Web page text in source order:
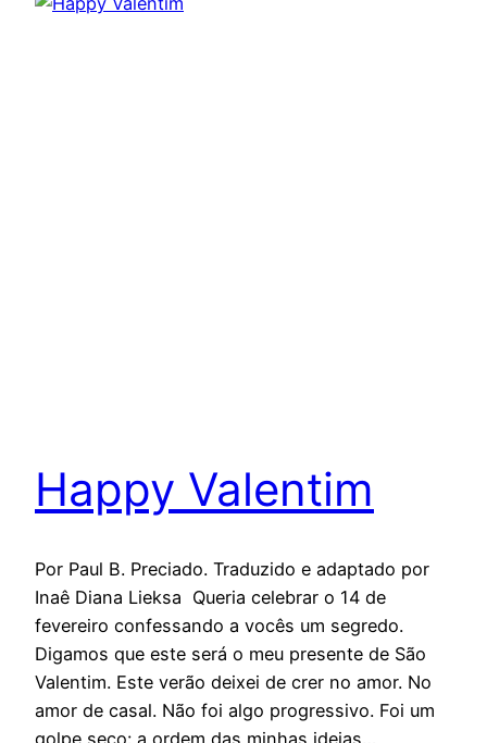
Happy Valentim
Por Paul B. Preciado. Traduzido e adaptado por
Inaê Diana Lieksa Queria celebrar o 14 de
fevereiro confessando a vocês um segredo.
Digamos que este será o meu presente de São
Valentim. Este verão deixei de crer no amor. No
amor de casal. Não foi algo progressivo. Foi um